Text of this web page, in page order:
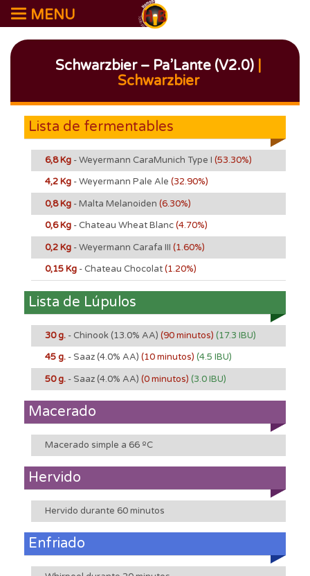
MENU
Schwarzbier – Pa’Lante (V2.0)
Schwarzbier
Lista de fermentables
6,8 Kg - Weyermann CaraMunich Type I (53.30%)
4,2 Kg - Weyermann Pale Ale (32.90%)
0,8 Kg - Malta Melanoiden (6.30%)
0,6 Kg - Chateau Wheat Blanc(4.70%)
0,2 Kg - Weyermann Carafa III (1.60%)
0,15 Kg - Chateau Chocolat(1.20%)
Lista de Lúpulos
30 g. - Chinook (13.0% AA) (90 minutos) (17.3 IBU)
45 g. - Saaz(4.0% AA) (10 minutos) (4.5 IBU)
50 g. - Saaz (4.0% AA) (0 minutos) (3.0 IBU)
Macerado
Macerado simple a 66 ºC
Hervido
Hervido durante 60 minutos
Enfriado